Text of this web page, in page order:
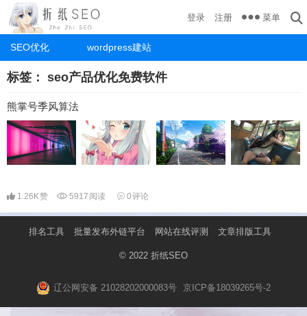
SEO优化 wordpress建站
登录 注册 菜单
标签： seo产品优化免费软件
熊掌号季风算法
1.26K赞 5917 阅读 0评论
排名工具 批量发布外链平台 网站在线评测 文章排版工具
© 2022 折纸SEO
辽公网安备 21028202000083号 京ICP备18039265号-2